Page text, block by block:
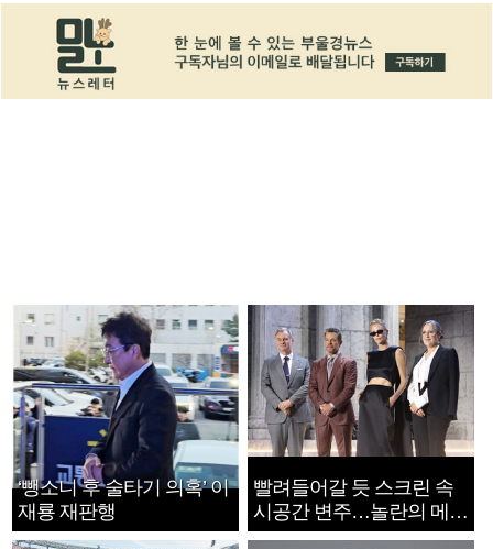
‘뺑소니 후 술타기 의혹’ 이
재룡 재판행
빨려들어갈 듯 스크린 속
시공간 변주…놀란의 메시
지는 ‘전쟁 속죄’